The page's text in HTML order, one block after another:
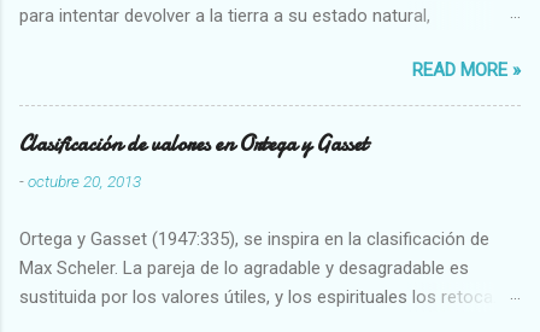
para intentar devolver a la tierra a su estado natural,
READ MORE »
Clasificación de valores en Ortega y Gasset
-octubre 20, 2013
Ortega y Gasset (1947:335), se inspira en la clasificación de
Max Scheler. La pareja de lo agradable y desagradable es
sustituida por los valores útiles, y los espirituales los retoca.